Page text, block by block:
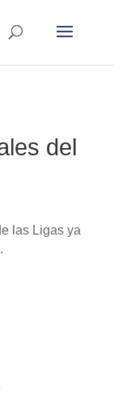
del
las Ligas ya